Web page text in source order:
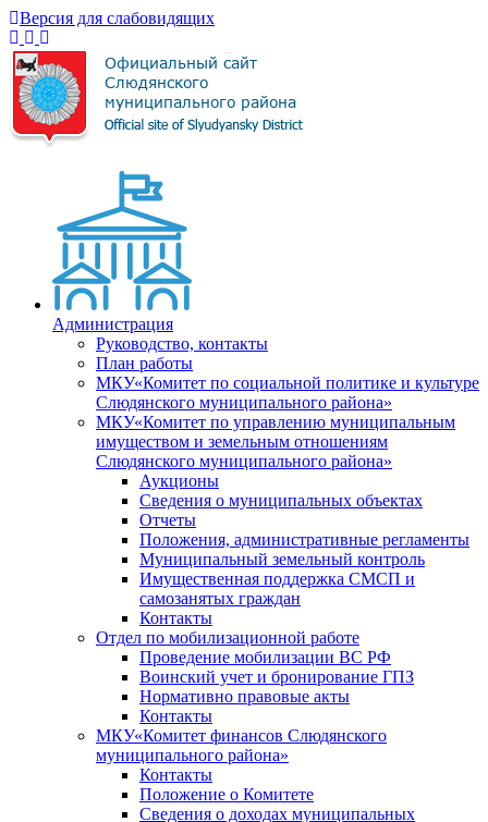
Версия для слабовидящих
Администрация
Руководство, контакты
План работы
МКУ«Комитет по социальной политике и культуре
Слюдянского муниципального района»
МКУ«Комитет по управлению муниципальным
имуществом и земельным отношениям
Слюдянского муниципального района»
Аукционы
Сведения о муниципальных объектах
Отчеты
Положения, административные регламенты
Муниципальный земельный контроль
Имущественная поддержка СМСП и
самозанятых граждан
Контакты
Отдел по мобилизационной работе
Проведение мобилизации ВС РФ
Воинский учет и бронирование ГПЗ
Нормативно правовые акты
Контакты
МКУ«Комитет финансов Слюдянского
муниципального района»
Контакты
Положение о Комитете
Сведения о доходах муниципальных